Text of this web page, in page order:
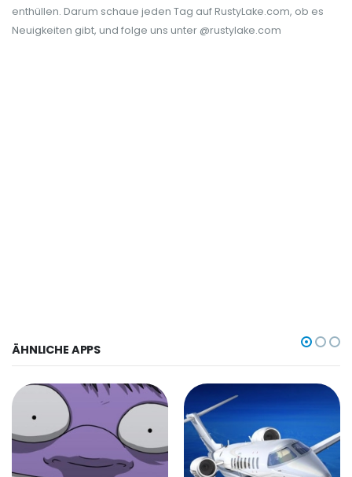
enthüllen. Darum schaue jeden Tag auf RustyLake.com, ob es
Neuigkeiten gibt, und folge uns unter @rustylake.com
ÄHNLICHE APPS